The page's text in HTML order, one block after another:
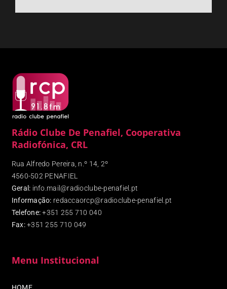
Rádio Clube De Penafiel, Cooperativa
Radiofónica, CRL
Rua Alfredo Pereira, n.º 14, 2º
4560-502 PENAFIEL
Geral: info.mail@radioclube-penafiel.pt
Informação: redaccaorcp@radioclube-penafiel.pt
Telefone: +351 255 710 040
Fax:+351 255 710 049
Menu Institucional